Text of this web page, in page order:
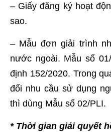
– Giấy đăng ký hoạt
sao.
– Mẫu đơn giải trình
nước ngoài. Mẫu số
định 152/2020. Trong
đổi nhu cầu sử dụng
thì dùng Mẫu số 02/PLI.
* Thời gian giải quyết